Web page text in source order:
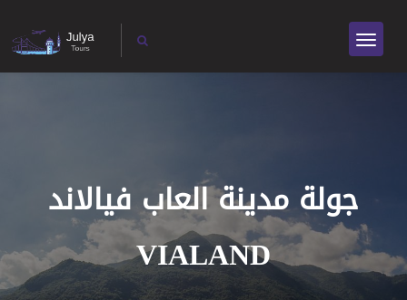
جولة مدينة العاب فيالاند
VIALAND